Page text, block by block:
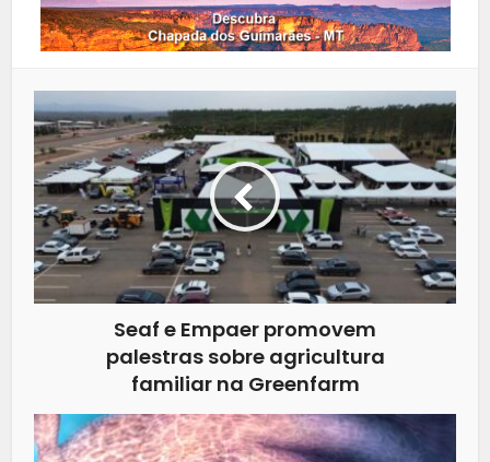
Seaf e Empaer promovem
palestras sobre agricultura
familiar na Greenfarm